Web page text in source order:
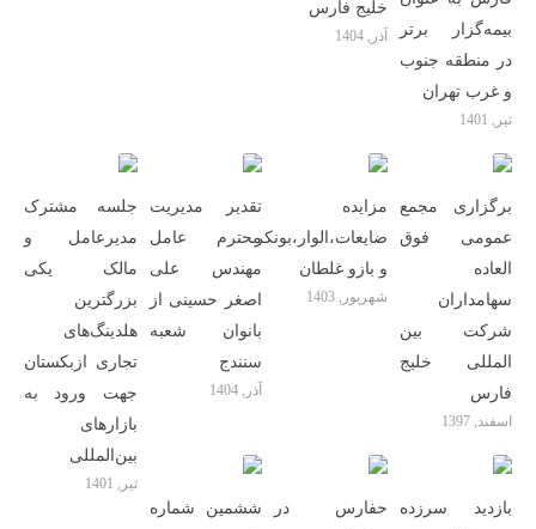
خلیج فارس
آذر, 1404
بیمه‌گزار برتر
در منطقه جنوب
و غرب تهران
تیر, 1401
جلسه مشترک
مدیرعامل و
مالک یکی
بزرگترین
هلدینگ‌‎های
تجاری ازبکستان
جهت ورود به
بازارهای
بین‌المللی
تیر, 1401
تقدیر مدیریت
محترم عامل
مهندس علی
اصغر حسینی از
بانوان شعبه
سنندج
آذر, 1404
مزایده
ضایعات‌،الوار،بونکر
و بازو غلطان
شهریور, 1403
برگزاری مجمع
عمومی فوق
العاده
سهامداران
شرکت بین
المللی خلیج
فارس
اسفند, 1397
ششمین شماره
حفارس در
بازدید سرزده